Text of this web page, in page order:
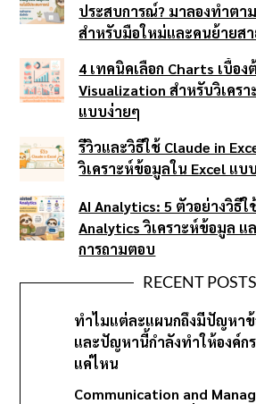
ประสบการณ์? มาลองทำตา
สำหรับมือใหม่และคนย้ายสา
4 เทคนิคเลือก Charts เบื้อ
Visualization สำหรับวิเคร
แบบง่ายๆ
รีวิวและวิธีใช้ Claude in
วิเคราะห์ข้อมูลใน Excel แบ
AI Analytics: 5 ตัวอย่างวิธี
Analytics วิเคราะห์ข้อมูล แ
การถามตอบ
RECENT POSTS
ทำไมแต่ละแผนกถึงมีปัญหา
และปัญหานี้กำลังทำให้องค์ก
แค่ไหน
Communication and